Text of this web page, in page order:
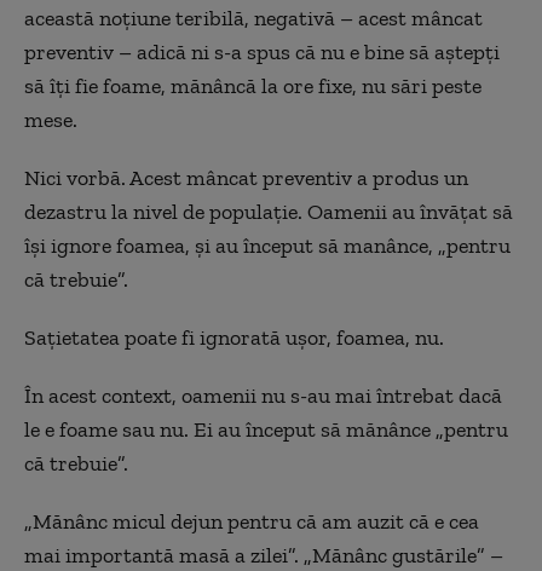
această noțiune teribilă, negativă – acest mâncat
preventiv – adică ni s-a spus că nu e bine să aștepți
să îți fie foame, mănâncă la ore fixe, nu sări peste
mese.
Nici vorbă. Acest mâncat preventiv a produs un
dezastru la nivel de populație. Oamenii au învățat să
își ignore foamea, și au început să manânce, „pentru
că trebuie”.
Sațietatea poate fi ignorată ușor, foamea, nu.
În acest context, oamenii nu s-au mai întrebat dacă
le e foame sau nu. Ei au început să mănânce „pentru
că trebuie”.
„Mănânc micul dejun pentru că am auzit că e cea
mai importantă masă a zilei”. „Mănânc gustările” –